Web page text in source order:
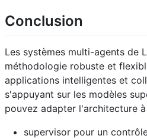
Conclusion
Les systèmes multi-agents de
méthodologie robuste et
applications intelligentes et
s'appuyant sur les modèles
pouvez adapter l'architecture
supervisor pour un